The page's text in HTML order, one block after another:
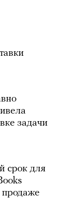
задачи
срок для